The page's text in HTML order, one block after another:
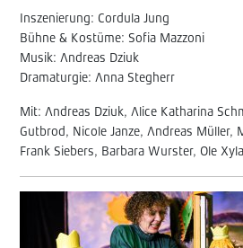
Inszenierung: Cordula Jung
Bühne & Kostüme: Sofia Mazzoni
Musik: Andreas Dziuk
Dramaturgie: Anna Stegherr
Mit: Andreas Dziuk, Alice Katharina
Gutbrod, Nicole Janze, Andreas Müller,
Frank Siebers, Barbara Wurster, Ole